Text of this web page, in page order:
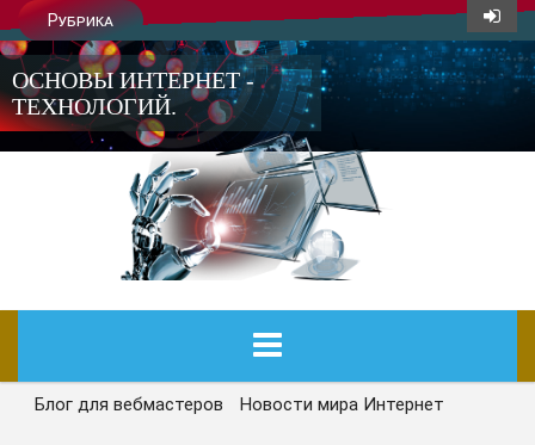
Рубрика
ОСНОВЫ ИНТЕРНЕТ -
ТЕХНОЛОГИЙ.
ГЛАВНАЯ
Блог для вебмастеров Новости мира Интернет